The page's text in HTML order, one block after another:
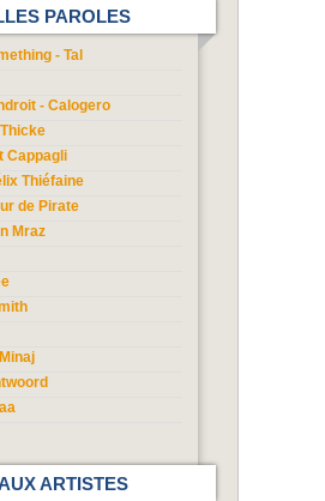
PAROLES
- Tal
- Calogero
Cappagli
Thiéfaine
de Pirate
Mraz
ARTISTES